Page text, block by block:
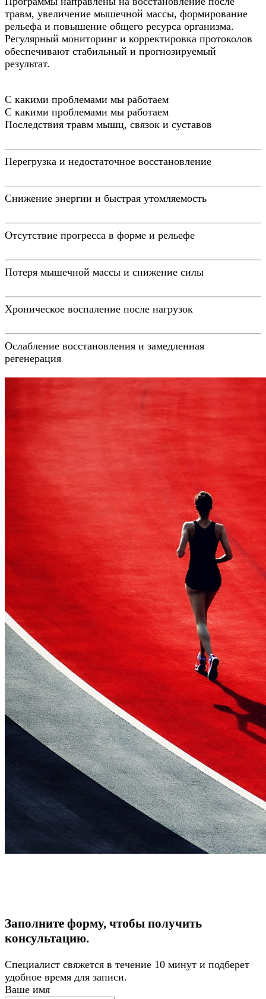
травм, увеличение мышечной массы, формирование
рельефа и повышение общего ресурса организма.
Регулярный мониторинг и корректировка протоколов
обеспечивают стабильный и прогнозируемый
результат.
С какими проблемами мы работаем
С какими проблемами мы работаем
Последствия травм мышц, связок и суставов
Перегрузка и недостаточное восстановление
Снижение энергии и быстрая утомляемость
Отсутствие прогресса в форме и рельефе
Потеря мышечной массы и снижение силы
Хроническое воспаление после нагрузок
Ослабление восстановления и замедленная
регенерация
Заполните форму, чтобы получить
консультацию.
Cпециалист свяжется в течение 10 минут и подберет
удобное время для записи.
Ваше имя